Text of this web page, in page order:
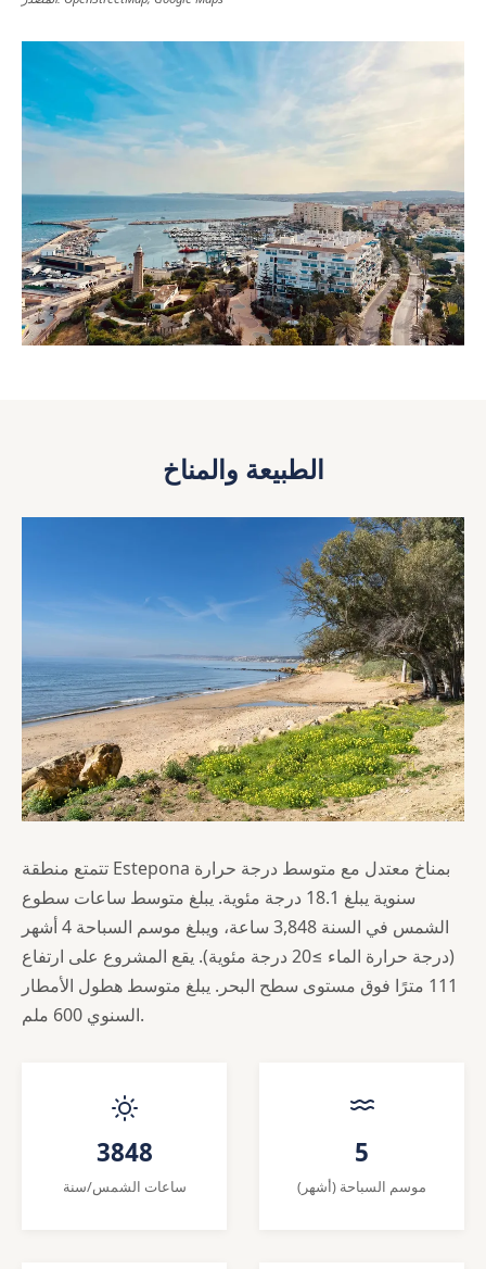
الطبيعة والمناخ
تتمتع منطقة Estepona بمناخ معتدل مع متوسط درجة حرارة
سنوية يبلغ 18.1 درجة مئوية. يبلغ متوسط ساعات سطوع
الشمس في السنة 3,848 ساعة، ويبلغ موسم السباحة 4 أشهر
(درجة حرارة الماء ≥20 درجة مئوية). يقع المشروع على ارتفاع
111 مترًا فوق مستوى سطح البحر. يبلغ متوسط هطول الأمطار
السنوي 600 ملم.
3848
ساعات الشمس/سنة
5
موسم السباحة (أشهر)